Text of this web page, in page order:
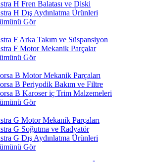
H Fren Balatası ve Diski
H Dış Aydınlatma Ürünleri
Gör
F Arka Takım ve Süspansiyon
F Motor Mekanik Parçalar
Gör
B Motor Mekanik Parçaları
B Periyodik Bakım ve Filtre
B Karoser iç Trim Malzemeleri
Gör
G Motor Mekanik Parçaları
G Soğutma ve Radyatör
G Dış Aydınlatma Ürünleri
Gör